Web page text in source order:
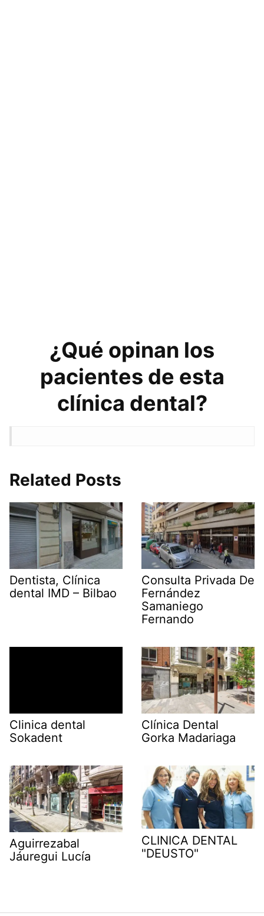
¿Qué opinan los
pacientes de esta
clínica dental?
Related Posts
Dentista, Clínica
dental IMD – Bilbao
Consulta Privada De
Fernández
Samaniego
Fernando
Clinica dental
Sokadent
Clínica Dental
Gorka Madariaga
Aguirrezabal
Jáuregui Lucía
CLINICA DENTAL
"DEUSTO"